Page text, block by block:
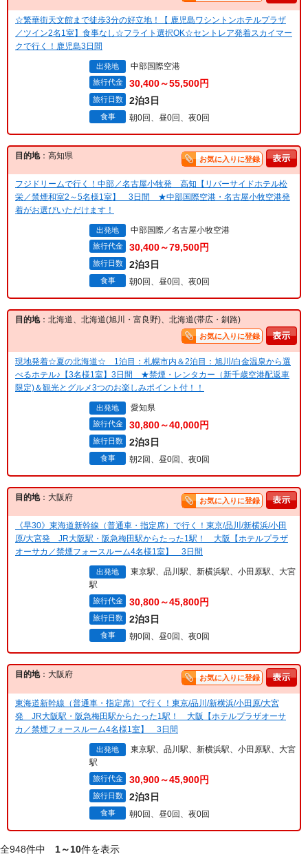
☆繁華街天文館まで徒歩3分の好立地！【 鹿児島ワシントンホテルプラザ
／ツイン2名1室】食事なし☆フライト選択OK☆セントレア発着スカイマー
クで行く！鹿児島3日間
出発地 中部国際空港
旅行代金 30,400～55,500円
旅行日数 2泊3日
食事 朝0回、昼0回、夜0回
目的地：高知県 お気に入りに登録
フジドリームで行く！中部／名古屋小牧発 高知【リバーサイドホテル松
栄／禁煙和室2～5名様1室】 3日間 ★中部国際空港・名古屋小牧空港発
着がお選びいただけます！
出発地 中部国際／名古屋小牧空港
旅行代金 30,400～79,500円
旅行日数 2泊3日
食事 朝0回、昼0回、夜0回
目的地：北海道、北海道(旭川・富良野)、北海道(帯広・釧路)
お気に入りに登録
現地発着☆夏の北海道☆ 1泊目：札幌市内＆2泊目：旭川/白金温泉から選
べるホテル♪【3名様1室】3日間 ★禁煙・レンタカー（新千歳空港配返車
限定)＆観光とグルメ3つのお楽しみポイント付！！
出発地 愛知県
旅行代金 30,800～40,000円
旅行日数 2泊3日
食事 朝2回、昼0回、夜0回
目的地：大阪府 お気に入りに登録
《早30》東海道新幹線（普通車・指定席）で行く！東京/品川/新横浜/小田
原/大宮発 JR大阪駅・阪急梅田駅からたった1駅！ 大阪【ホテルプラザ
オーサカ／禁煙フォースルーム4名様1室】 3日間
出発地
東京駅、品川駅、新横浜駅、小田原駅、大宮
駅
旅行代金 30,800～45,800円
旅行日数 2泊3日
食事 朝0回、昼0回、夜0回
目的地：大阪府 お気に入りに登録
東海道新幹線（普通車・指定席）で行く！東京/品川/新横浜/小田原/大宮
発 JR大阪駅・阪急梅田駅からたった1駅！ 大阪【ホテルプラザオーサ
カ／禁煙フォースルーム4名様1室】 3日間
出発地
東京駅、品川駅、新横浜駅、小田原駅、大宮
駅
旅行代金 30,900～45,900円
旅行日数 2泊3日
食事 朝0回、昼0回、夜0回
全948件中 1～10件を表示